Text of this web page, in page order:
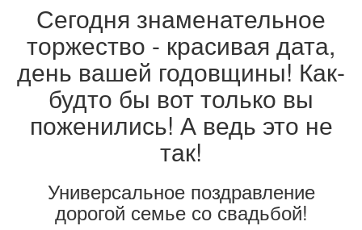
Сегодня знаменательное
торжество - красивая дата,
день вашей годовщины! Как-
будто бы вот только вы
поженились! А ведь это не
так!
Универсальное поздравление
дорогой семье со свадьбой!